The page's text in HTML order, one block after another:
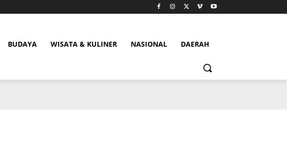
BUDAYA WISATA & KULINER NASIONAL DAERAH